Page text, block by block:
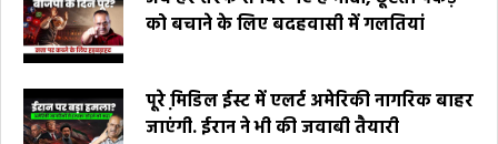
को बचाने के लिए बदहवासी में गलतियां
पूरे मि़डिल ईस्ट में एलर्ट अमेरिकी नागरिक बाहर
जाएंगी. ईरान ने भी की जवाबी तैयारी